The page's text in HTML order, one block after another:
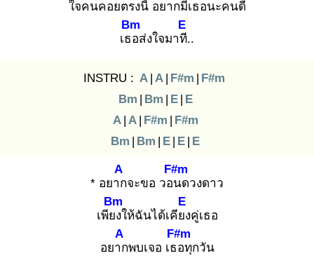
ใจคนคอยตรงนี้ อยากมีเธอนะคนดี
เธอ
Bm
ส่งใจมาที.
E
.
INSTRU : A | A | F#m | F#m
Bm | Bm | E | E
A | A | F#m | F#m
Bm | Bm | E | E | E
* อยาก
A
จะขอ วอน
F#m
ดวงดาว
เพียง
Bm
ให้ฉันได้เคียง
E
คู่เธอ
อยาก
A
พบเจอ เธอ
F#m
ทุกวัน